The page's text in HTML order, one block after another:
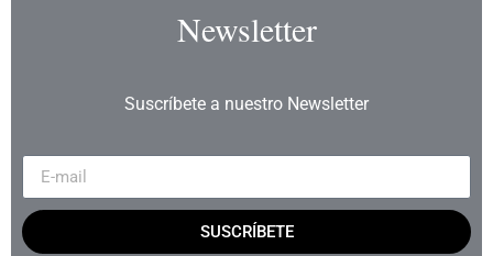
Newsletter
Suscríbete a nuestro Newsletter
SUSCRÍBETE